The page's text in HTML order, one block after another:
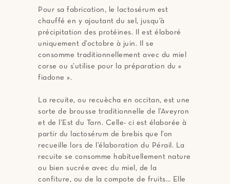
Pour sa fabrication, le lactosérum est
chauffé en y ajoutant du sel, jusqu’à
précipitation des protéines. Il est élaboré
uniquement d’octobre à juin. Il se
consomme traditionnellement avec du miel
corse ou s’utilise pour la préparation du «
fiadone ».
La recuite, ou recuècha en occitan, est une
sorte de brousse traditionnelle de l’Aveyron
et de l’Est du Tarn. Celle- ci est élaborée à
partir du lactosérum de brebis que l’on
recueille lors de l’élaboration du Pérail. La
recuite se consomme habituellement nature
ou bien sucrée avec du miel, de la
confiture, ou de la compote de fruits… Elle